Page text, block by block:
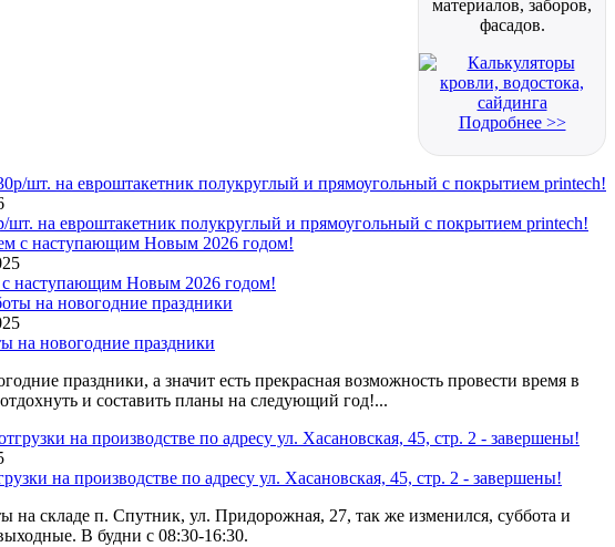
материалов, заборов,
фасадов.
Подробнее >>
на евроштакетник полукруглый и прямоугольный с покрытием printech!
с наступающим Новым 2026 годом!
на новогодние праздники
праздники, а значит есть прекрасная возможность провести время в
и составить планы на следующий год!...
на производстве по адресу ул. Хасановская, 45, стр. 2 - завершены!
на складе п. Спутник, ул. Придорожная, 27, так же изменился, суббота и
В будни с 08:30-16:30.